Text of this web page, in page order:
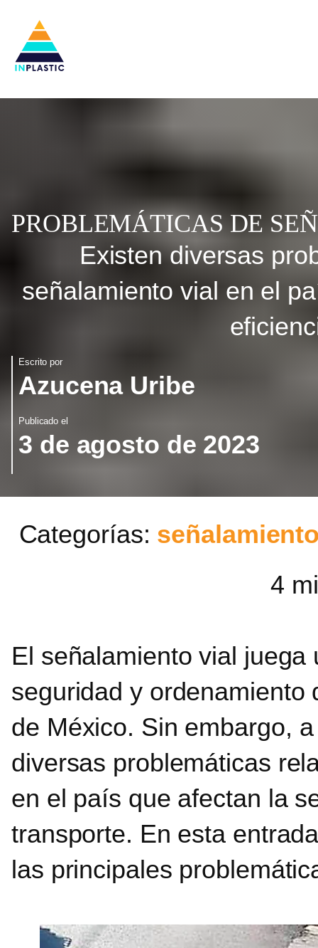
PROBLEMÁTICAS DE
Existen diversas
señalamiento vial en el
Escrito por
Azucena Uribe
Publicado el
3 de agosto de 2023
Categorías:
El señalamiento vial
seguridad y ordenamiento
de México. Sin embargo,
diversas problemáticas
en el país que afectan la
transporte. En esta
las principales